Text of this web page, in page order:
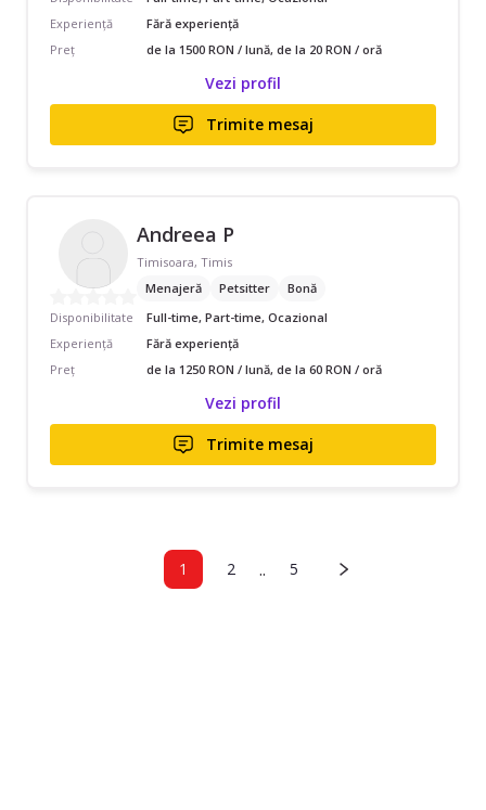
Experiență
Fără experiență
Preț
de la 1500 RON / lună, de la 20 RON / oră
Vezi profil
Trimite mesaj
Andreea P
Timisoara, Timis
Menajeră
Petsitter
Bonă
Disponibilitate
Full-time, Part-time, Ocazional
Experiență
Fără experiență
Preț
de la 1250 RON / lună, de la 60 RON / oră
Vezi profil
Trimite mesaj
1 2 .. 5